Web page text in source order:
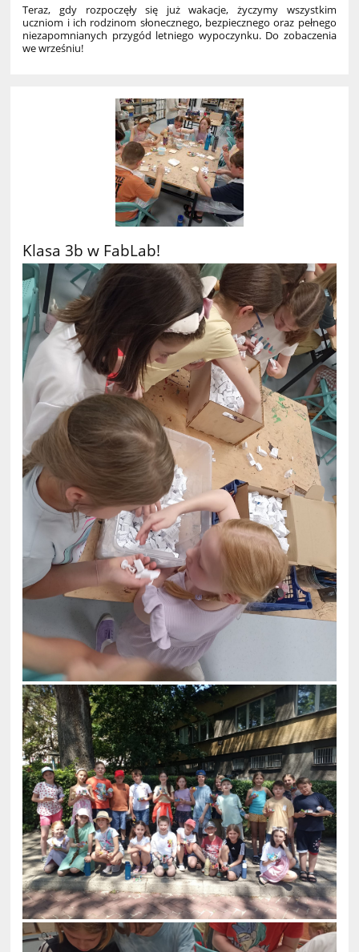
Teraz, gdy rozpoczęły się już wakacje, życzymy wszystkim
uczniom i ich rodzinom słonecznego, bezpiecznego oraz pełnego
niezapomnianych przygód letniego wypoczynku. Do zobaczenia
we wrześniu!
Klasa 3b w FabLab!